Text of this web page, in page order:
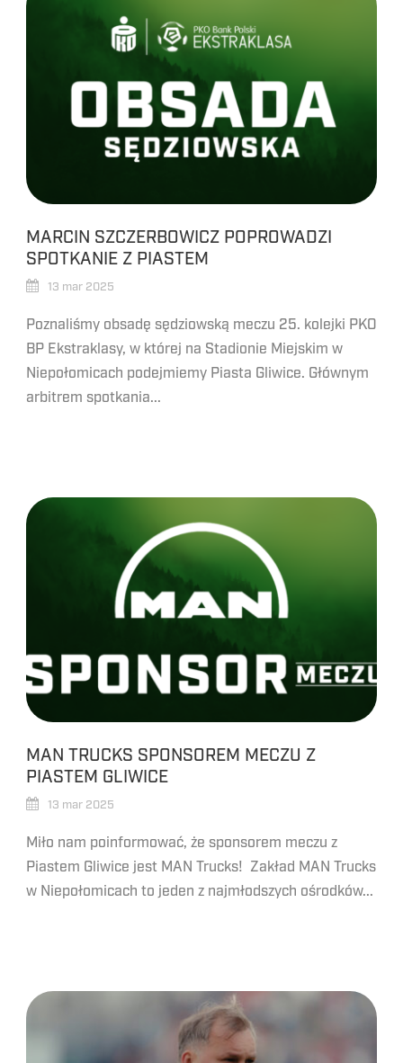
MARCIN SZCZERBOWICZ POPROWADZI
SPOTKANIE Z PIASTEM
13 mar 2025
Poznaliśmy obsadę sędziowską meczu 25. kolejki PKO
BP Ekstraklasy, w której na Stadionie Miejskim w
Niepołomicach podejmiemy Piasta Gliwice. Głównym
arbitrem spotkania...
MAN TRUCKS SPONSOREM MECZU Z
PIASTEM GLIWICE
13 mar 2025
Miło nam poinformować, że sponsorem meczu z
Piastem Gliwice jest MAN Trucks! Zakład MAN Trucks
w Niepołomicach to jeden z najmłodszych ośrodków...